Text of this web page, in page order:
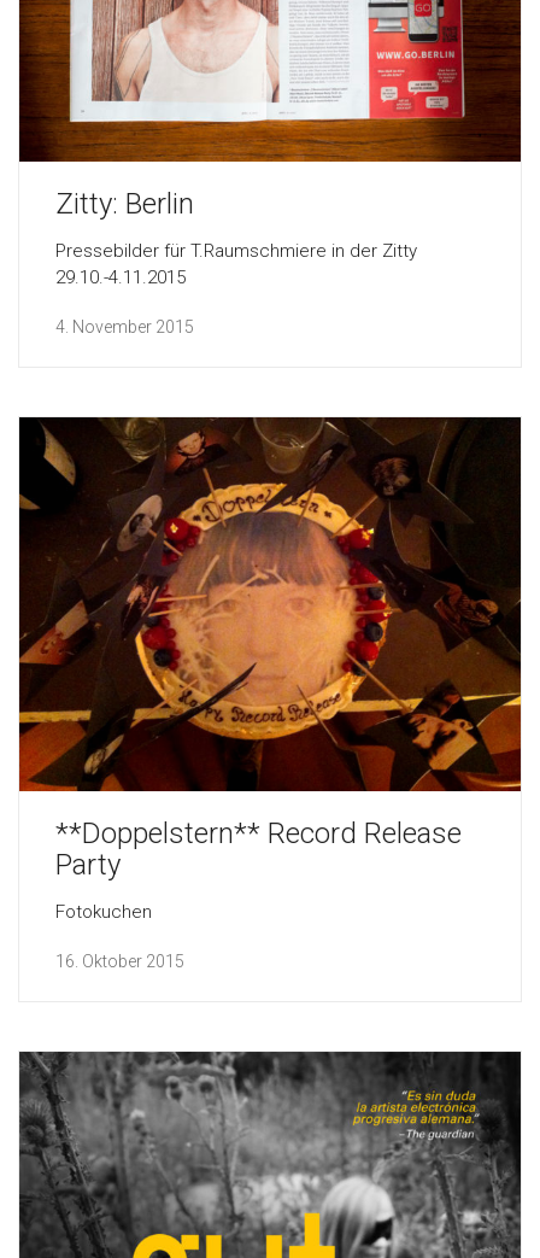
Zitty: Berlin
Pressebilder für T.Raumschmiere in der Zitty
29.10.-4.11.2015
4. November 2015
**Doppelstern** Record Release
Party
Fotokuchen
16. Oktober 2015